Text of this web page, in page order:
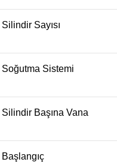
Silindir Sayısı
Soğutma Sistemi
Silindir Başına Vana
Başlangıç